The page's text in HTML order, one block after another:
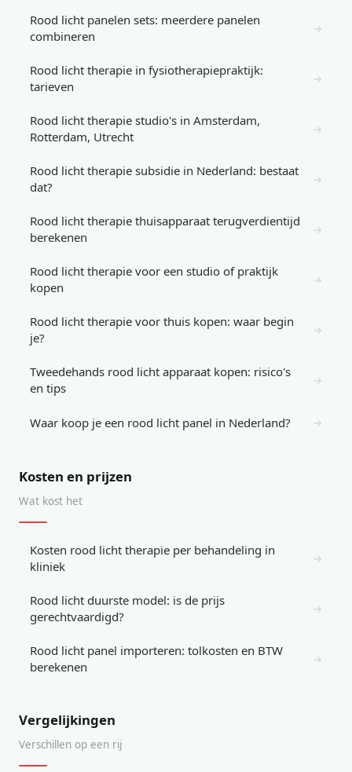
Rood licht panelen sets: meerdere panelen
combineren
→
Rood licht therapie in fysiotherapiepraktijk:
tarieven
→
Rood licht therapie studio's in Amsterdam,
Rotterdam, Utrecht
→
Rood licht therapie subsidie in Nederland: bestaat
dat?
→
Rood licht therapie thuisapparaat terugverdientijd
berekenen
→
Rood licht therapie voor een studio of praktijk
kopen
→
Rood licht therapie voor thuis kopen: waar begin
je?
→
Tweedehands rood licht apparaat kopen: risico's
en tips
→
Waar koop je een rood licht panel in Nederland? →
Kosten en prijzen
Wat kost het
Kosten rood licht therapie per behandeling in
kliniek
→
Rood licht duurste model: is de prijs
gerechtvaardigd?
→
Rood licht panel importeren: tolkosten en BTW
berekenen
→
Vergelijkingen
Verschillen op een rij